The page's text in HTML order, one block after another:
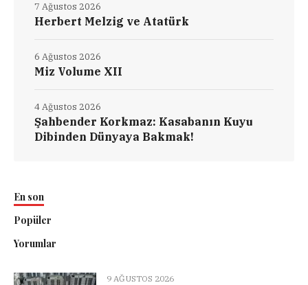
Herbert Melzig ve Atatürk
7 Ağustos 2026
Miz Volume XII
6 Ağustos 2026
Şahbender Korkmaz: Kasabanın Kuyu
Dibinden Dünyaya Bakmak!
4 Ağustos 2026
En son
Popüler
Yorumlar
9 AĞUSTOS 2026